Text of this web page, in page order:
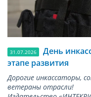
31.07.2026
День
этапе развития
Дорогие инкассаторы,
ветераны отрасли!